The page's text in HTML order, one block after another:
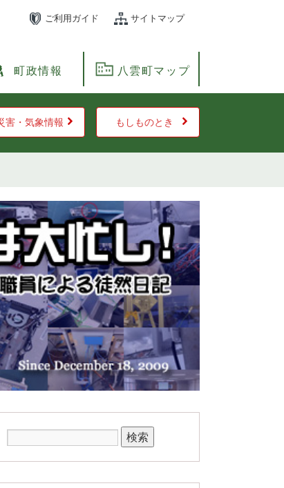
ご利用ガイド サイトマップ
町政情報 八雲町マップ
害・気象情報 もしものとき